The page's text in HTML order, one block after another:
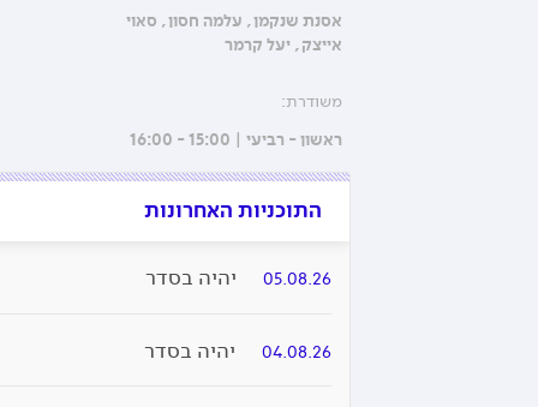
אסנת שנקמן עלמה חסון סאוי
אייצק יעל קרמר
משודרת:
ראשון - רביעי | 15:00 - 16:00
התוכניות האחרונות
05.08.26 יהיה בסדר
04.08.26 יהיה בסדר